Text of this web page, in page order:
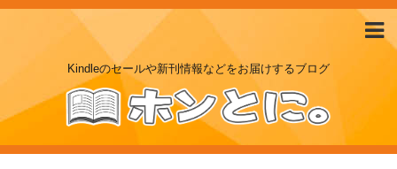
Kindleのセールや新刊情報などをお届けするブログ